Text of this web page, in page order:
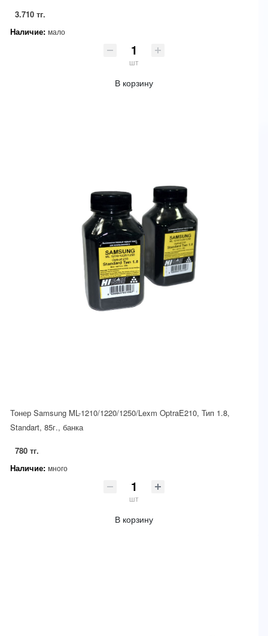
3.710 тг.
Наличие: мало
шт
В корзину
Тонер Samsung ML-1210/1220/1250/Lexm OptraE210, Тип 1.8,
Standart, 85г., банка
780 тг.
Наличие: много
шт
В корзину